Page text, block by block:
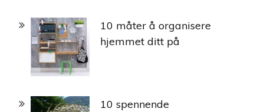
10 måter å organisere
hjemmet ditt på
10 spennende